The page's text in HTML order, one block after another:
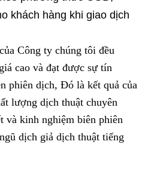
khách hàng khi giao dịch
Công ty chúng tôi đều
cao và đạt được sự tín
phiên dịch, Đó là kết quả của
lượng dịch thuật chuyên
và kinh nghiệm biên phiên
dịch giả dịch thuật tiếng